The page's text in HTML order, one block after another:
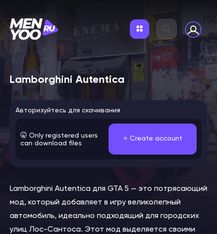
Lamborghini Autentica
Авторизуйтесь для скачивания
🤫 Only registered users
can download files
⭐️ Create account
Lamborghini Autentica для GTA 5 — это потрясающий
мод, который добавляет в игру великолепный
автомобиль, идеально подходящий для городских
улиц Лос-Сантоса. Этот мод выделяется своими